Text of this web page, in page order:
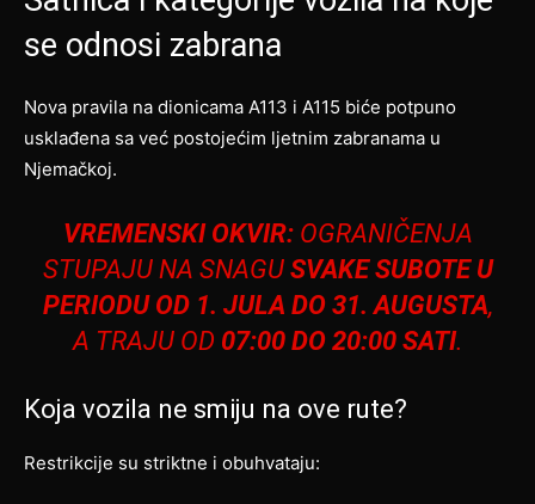
se odnosi zabrana
Nova pravila na dionicama A113 i A115 biće potpuno
usklađena sa već postojećim ljetnim zabranama u
Njemačkoj.
VREMENSKI OKVIR:OGRANIČENJA
STUPAJU NA SNAGU SVAKE SUBOTE U
PERIODU OD 1. JULA DO 31. AUGUSTA,
A TRAJU OD 07:00 DO 20:00 SATI.
Koja vozila ne smiju na ove rute?
Restrikcije su striktne i obuhvataju: